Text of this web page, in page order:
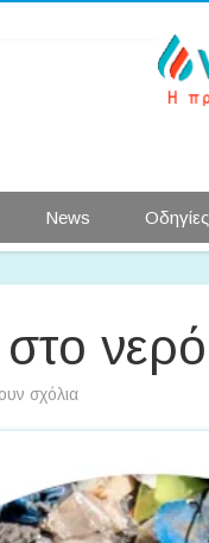
News Οδηγίες
νερό
σχόλιαστο
στο